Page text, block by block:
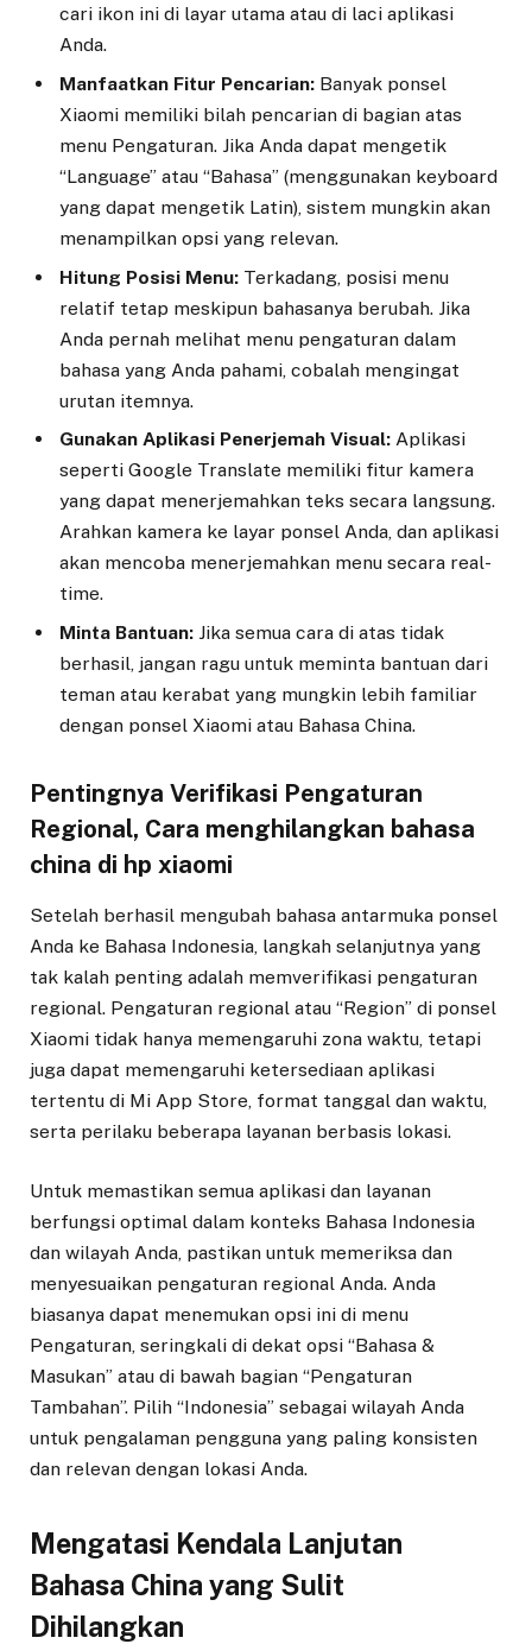
cari ikon ini di layar utama atau di laci aplikasi
Anda.
Manfaatkan Fitur Pencarian: Banyak ponsel
Xiaomi memiliki bilah pencarian di bagian atas
menu Pengaturan. Jika Anda dapat mengetik
“Language” atau “Bahasa” (menggunakan keyboard
yang dapat mengetik Latin), sistem mungkin akan
menampilkan opsi yang relevan.
Hitung Posisi Menu: Terkadang, posisi menu
relatif tetap meskipun bahasanya berubah. Jika
Anda pernah melihat menu pengaturan dalam
bahasa yang Anda pahami, cobalah mengingat
urutan itemnya.
Gunakan Aplikasi Penerjemah Visual: Aplikasi
seperti Google Translate memiliki fitur kamera
yang dapat menerjemahkan teks secara langsung.
Arahkan kamera ke layar ponsel Anda, dan aplikasi
akan mencoba menerjemahkan menu secara real-
time.
Minta Bantuan: Jika semua cara di atas tidak
berhasil, jangan ragu untuk meminta bantuan dari
teman atau kerabat yang mungkin lebih familiar
dengan ponsel Xiaomi atau Bahasa China.
Pentingnya Verifikasi Pengaturan
Regional, Cara menghilangkan bahasa
china di hp xiaomi
Setelah berhasil mengubah bahasa antarmuka ponsel
Anda ke Bahasa Indonesia, langkah selanjutnya yang
tak kalah penting adalah memverifikasi pengaturan
regional. Pengaturan regional atau “Region” di ponsel
Xiaomi tidak hanya memengaruhi zona waktu, tetapi
juga dapat memengaruhi ketersediaan aplikasi
tertentu di Mi App Store, format tanggal dan waktu,
serta perilaku beberapa layanan berbasis lokasi.
Untuk memastikan semua aplikasi dan layanan
berfungsi optimal dalam konteks Bahasa Indonesia
dan wilayah Anda, pastikan untuk memeriksa dan
menyesuaikan pengaturan regional Anda. Anda
biasanya dapat menemukan opsi ini di menu
Pengaturan, seringkali di dekat opsi “Bahasa &
Masukan” atau di bawah bagian “Pengaturan
Tambahan”. Pilih “Indonesia” sebagai wilayah Anda
untuk pengalaman pengguna yang paling konsisten
dan relevan dengan lokasi Anda.
Mengatasi Kendala Lanjutan
Bahasa China yang Sulit
Dihilangkan